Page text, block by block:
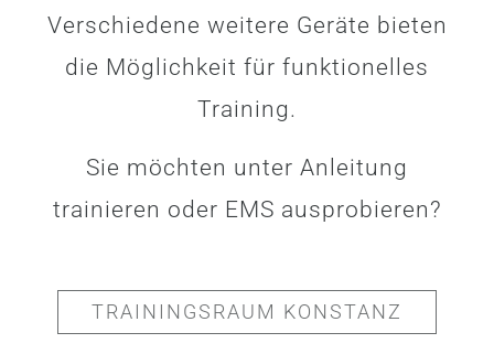
Verschiedene weitere Geräte bieten
die Möglichkeit für funktionelles
Training.
Sie möchten unter Anleitung
trainieren oder EMS ausprobieren?
TRAININGSRAUM KONSTANZ